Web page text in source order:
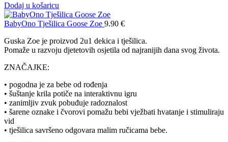
Dodaj u košaricu
BabyOno Tješilica Goose Zoe 9.90 €
Guska Zoe je proizvod 2u1 dekica i tješilica.
Pomaže u razvoju djetetovih osjetila od najranijih dana svog života.
ZNAČAJKE:
• pogodna je za bebe od rođenja
• šuštanje krila potiče na interaktivnu igru
• zanimljiv zvuk pobuđuje radoznalost
• šarene oznake i čvorovi pomažu bebi vježbati hvatanje i stimuliraju
vid
• tješilica savršeno odgovara malim ručicama bebe.